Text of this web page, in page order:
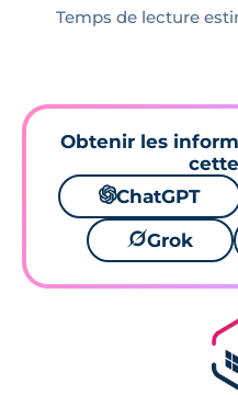
Temps de lecture
Obtenir les
🌌ChatGPT
🪐Grok